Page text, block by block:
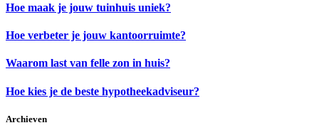
Hoe maak je jouw tuinhuis uniek?
Hoe verbeter je jouw kantoorruimte?
Waarom last van felle zon in huis?
Hoe kies je de beste hypotheekadviseur?
Archieven